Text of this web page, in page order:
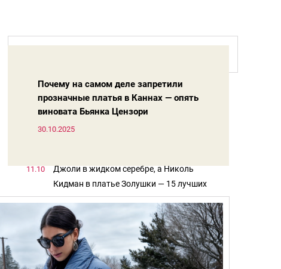
лучшие образы мировых звезд на Неделе
моды в Париже
21.10
Собчак с утюгом и коровой, а Самойлова
пустилась во все тяжкие — образы
российских звезд на Неделе моды в
18.10
Клаудии Шиффер — 55 лет. Вот её 15
11.10
Джоли в жидком серебре, а Николь
Кидман в платье Золушки — 15 лучших
образов Джорджио Армани для красных
дорожек
07.10
Виктория Боня в рыбацкой сетке, а 57-
летняя Наоми с вялым бантом — худшие
образы с Венецианского фестиваля-2025
05.10
Амаль Клуни в дерзком мини, а 57-летняя
Джулия Робертс в пальто с лицом
Почему на самом деле запретили
прозначные платья в Каннах — опять
виновата Бьянка Цензори
30.10.2025